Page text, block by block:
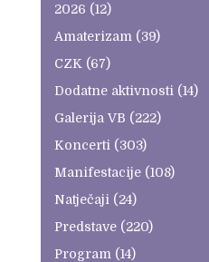
2026 (12)
Amaterizam (39)
CZK (67)
Dodatne aktivnosti (14)
Galerija VB (222)
Koncerti (303)
Manifestacije(108)
Natječaji (24)
Predstave(220)
Program (14)